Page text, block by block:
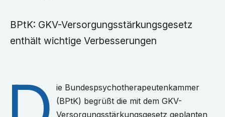
BPtK: GKV-Versorgungsstärkungsgesetz
enthält wichtige Verbesserungen
ie Bundespsychotherapeutenkammer
(BPtK) begrüßt die mit dem GKV-
Versorgungsstärkungsgesetz geplanten